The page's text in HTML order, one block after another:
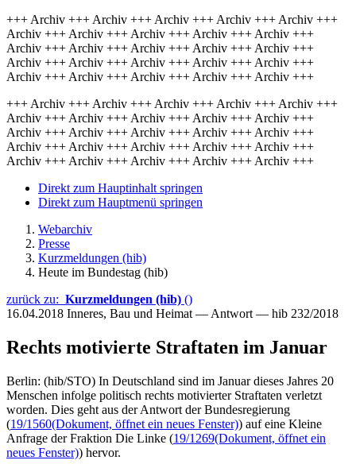
+++ Archiv +++ Archiv +++ Archiv +++ Archiv +++ Archiv +++
Archiv +++ Archiv +++ Archiv +++ Archiv +++ Archiv +++
Archiv +++ Archiv +++ Archiv +++ Archiv +++ Archiv +++
Archiv +++ Archiv +++ Archiv +++ Archiv +++ Archiv +++
Archiv +++ Archiv +++ Archiv +++ Archiv +++ Archiv +++
+++ Archiv +++ Archiv +++ Archiv +++ Archiv +++ Archiv +++
Archiv +++ Archiv +++ Archiv +++ Archiv +++ Archiv +++
Archiv +++ Archiv +++ Archiv +++ Archiv +++ Archiv +++
Archiv +++ Archiv +++ Archiv +++ Archiv +++ Archiv +++
Archiv +++ Archiv +++ Archiv +++ Archiv +++ Archiv +++
Direkt zum Hauptinhalt springen
Direkt zum Hauptmenü springen
Webarchiv
Presse
Kurzmeldungen (hib)
Heute im Bundestag (hib)
zurück zu: Kurzmeldungen (hib) ()
16.04.2018 Inneres, Bau und Heimat — Antwort — hib 232/2018
Rechts motivierte Straftaten im Januar
Berlin: (hib/STO) In Deutschland sind im Januar dieses Jahres 20
Menschen infolge politisch rechts motivierter Straftaten verletzt
worden. Dies geht aus der Antwort der Bundesregierung
(19/1560(Dokument, öffnet ein neues Fenster)) auf eine Kleine
Anfrage der Fraktion Die Linke (19/1269(Dokument, öffnet ein
neues Fenster)) hervor.